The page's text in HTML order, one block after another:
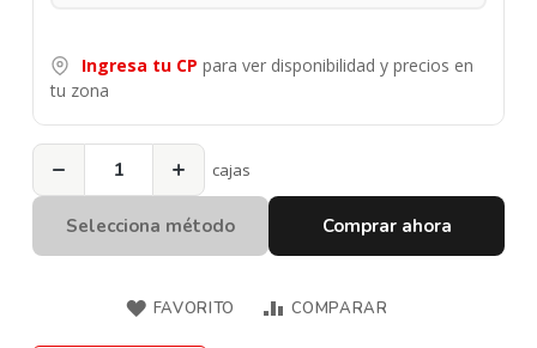
Ingresa tu CP para ver disponibilidad y precios en
tu zona
− + cajas
Selecciona método Comprar ahora
FAVORITO COMPARAR